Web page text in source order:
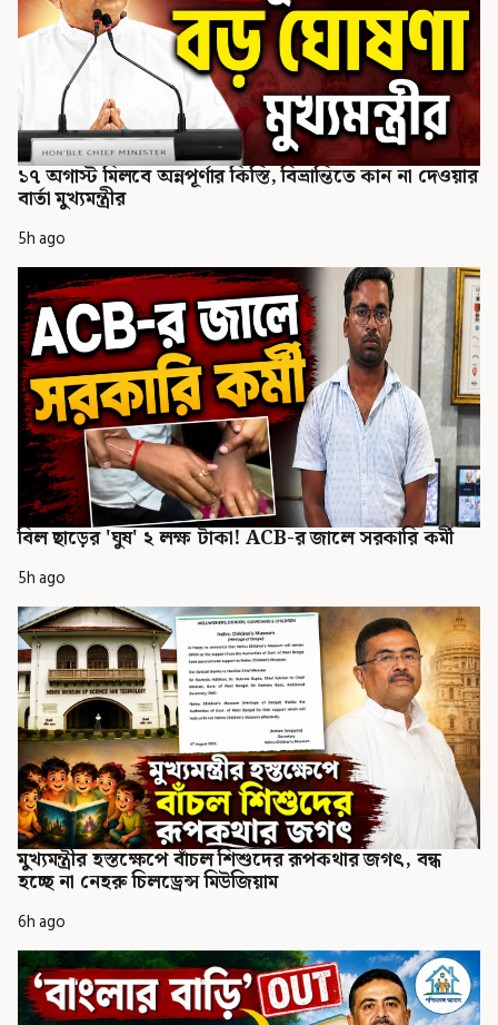
১৭ অগাস্ট মিলবে অন্নপূর্ণার কিস্তি, বিভ্রান্তিতে কান না দেওয়ার
বার্তা মুখ্যমন্ত্রীর
5h ago
বিল ছাড়ের 'ঘুষ' ২ লক্ষ টাকা! ACB-র জালে সরকারি কর্মী
5h ago
মুখ্যমন্ত্রীর হস্তক্ষেপে বাঁচল শিশুদের রূপকথার জগৎ, বন্ধ
হচ্ছে না নেহরু চিলড্রেন্স মিউজিয়াম
6h ago